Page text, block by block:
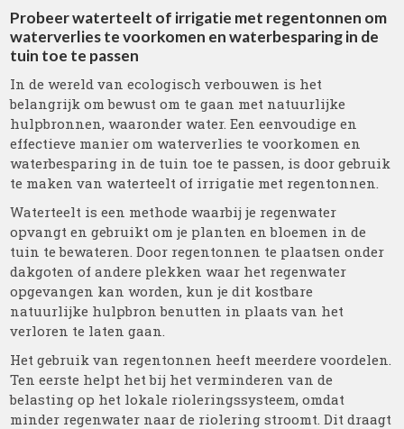
Probeer waterteelt of irrigatie met regentonnen om
waterverlies te voorkomen en waterbesparing in de
tuin toe te passen
In de wereld van ecologisch verbouwen is het
belangrijk om bewust om te gaan met natuurlijke
hulpbronnen, waaronder water. Een eenvoudige en
effectieve manier om waterverlies te voorkomen en
waterbesparing in de tuin toe te passen, is door gebruik
te maken van waterteelt of irrigatie met regentonnen.
Waterteelt is een methode waarbij je regenwater
opvangt en gebruikt om je planten en bloemen in de
tuin te bewateren. Door regentonnen te plaatsen onder
dakgoten of andere plekken waar het regenwater
opgevangen kan worden, kun je dit kostbare
natuurlijke hulpbron benutten in plaats van het
verloren te laten gaan.
Het gebruik van regentonnen heeft meerdere voordelen.
Ten eerste helpt het bij het verminderen van de
belasting op het lokale rioleringssysteem, omdat
minder regenwater naar de riolering stroomt. Dit draagt